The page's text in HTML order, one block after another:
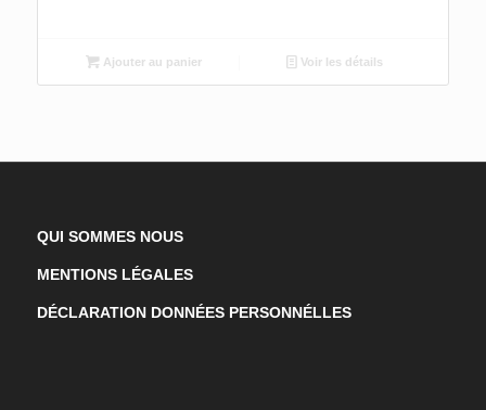
Ajouter au panier Voir les détails
QUI SOMMES NOUS
MENTIONS LÉGALES
DÉCLARATION DONNÉES PERSONNÉLLES